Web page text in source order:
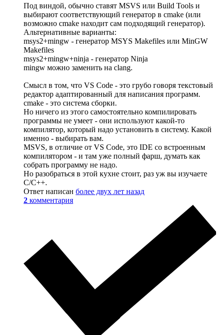
Под виндой, обычно ставят MSVS или Build Tools и
выбирают соответствующий генератор в cmake (или
возможно cmake находит сам подходящий генератор).
Альтернативные варианты:
msys2+mingw - генератор MSYS Makefiles или MinGW
Makefiles
msys2+mingw+ninja - генератор Ninja
mingw можно заменить на clang.
Смысл в том, что VS Code - это грубо говоря текстовый
редактор адаптированный для написания программ.
cmake - это система сборки.
Но ничего из этого самостоятельно компилировать
программы не умеет - они используют какой-то
компилятор, который надо установить в систему. Какой
именно - выбирать вам.
MSVS, в отличие от VS Code, это IDE со встроенным
компилятором - и там уже полный фарш, думать как
собрать программу не надо.
Но разобраться в этой кухне стоит, раз уж вы изучаете
С/С++.
Ответ написан более двух лет назад
2 комментария